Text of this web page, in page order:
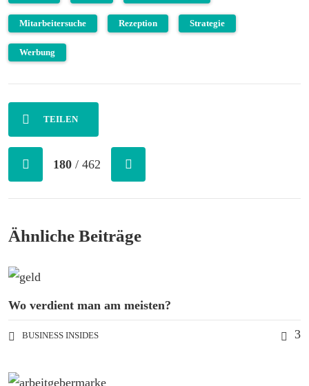
Mitarbeitersuche Rezeption Strategie
Werbung
TEILEN
180 / 462
Ähnliche Beiträge
Wo verdient man am meisten?
BUSINESS INSIDES 3